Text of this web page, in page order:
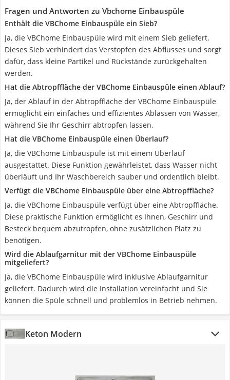
Fragen und Antworten zu Vbchome Einbauspüle
Enthält die VBChome Einbauspüle ein Sieb?
Ja, die VBChome Einbauspüle wird mit einem Sieb geliefert.
Dieses Sieb verhindert das Verstopfen des Abflusses und sorgt
dafür, dass kleine Partikel und Rückstände zurückgehalten
werden.
Hat die Abtropffläche der VBChome Einbauspüle einen Ablauf?
Ja, der Ablauf in der Abtropffläche der VBChome Einbauspüle
ermöglicht ein einfaches und effizientes Ablassen von Wasser,
während Sie Ihr Geschirr abtropfen lassen.
Hat die VBChome Einbauspüle einen Überlauf?
Ja, die VBChome Einbauspüle ist mit einem Überlauf
ausgestattet. Diese Funktion gewährleistet, dass Wasser nicht
überläuft und Ihr Waschbereich sauber und ordentlich bleibt.
Verfügt die VBChome Einbauspüle über eine Abtropffläche?
Ja, die VBChome Einbauspüle verfügt über eine Abtropffläche.
Diese praktische Funktion ermöglicht es Ihnen, Geschirr und
Besteck bequem abzutropfen, ohne zusätzlichen Platz zu
benötigen.
Wird die Ablaufgarnitur mit der VBChome Einbauspüle
mitgeliefert?
Ja, die VBChome Einbauspüle wird inklusive Ablaufgarnitur
geliefert. Dadurch wird die Installation vereinfacht und Sie
können die Spüle schnell und problemlos in Betrieb nehmen.
Keton Modern